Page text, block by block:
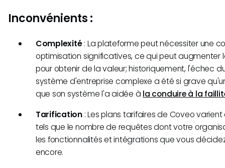
Inconvénients :
Complexité: La plateforme peut nécessiter une
optimisation significatives, ce qui peut augmenter
pour obtenir de la valeur; historiquement, l'échec
système d'entreprise complexe a été si grave
que son système l'a aidée à la conduire à la
Tarification: Les plans tarifaires de Coveo
tels que le nombre de requêtes dont votre
les fonctionnalités et intégrations que vous
encore.